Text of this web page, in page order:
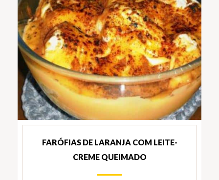
FARÓFIAS DE LARANJA COM LEITE-
CREME QUEIMADO